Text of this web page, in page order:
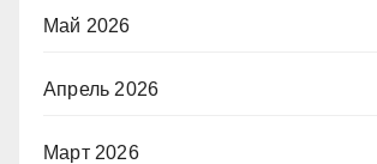
Май 2026
Апрель 2026
Март 2026